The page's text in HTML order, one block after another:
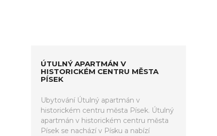
ÚTULNÝ APARTMÁN V
HISTORICKÉM CENTRU MĚSTA
PÍSEK
Ubytování Útulný apartmán v
historickém centru města Písek. Útulný
apartmán v historickém centru města
Písek se nachází v Písku a nabízí